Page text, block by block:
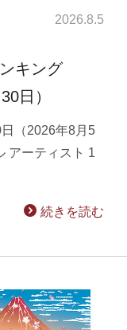
2026.8.5
キング
日）
（2026年8月5
アーティスト 1
続きを読む